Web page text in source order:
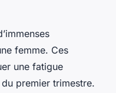
femme. Ces
une fatigue
premier trimestre.